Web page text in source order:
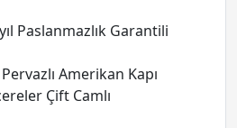
Paslanmazlık Garantili
Amerikan Kapı
Çift Camlı